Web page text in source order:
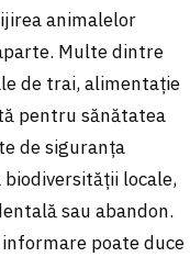
animalelor
Multe dintre
de trai, alimentație
pentru sănătatea
de siguranța
locale,
sau abandon.
poate duce